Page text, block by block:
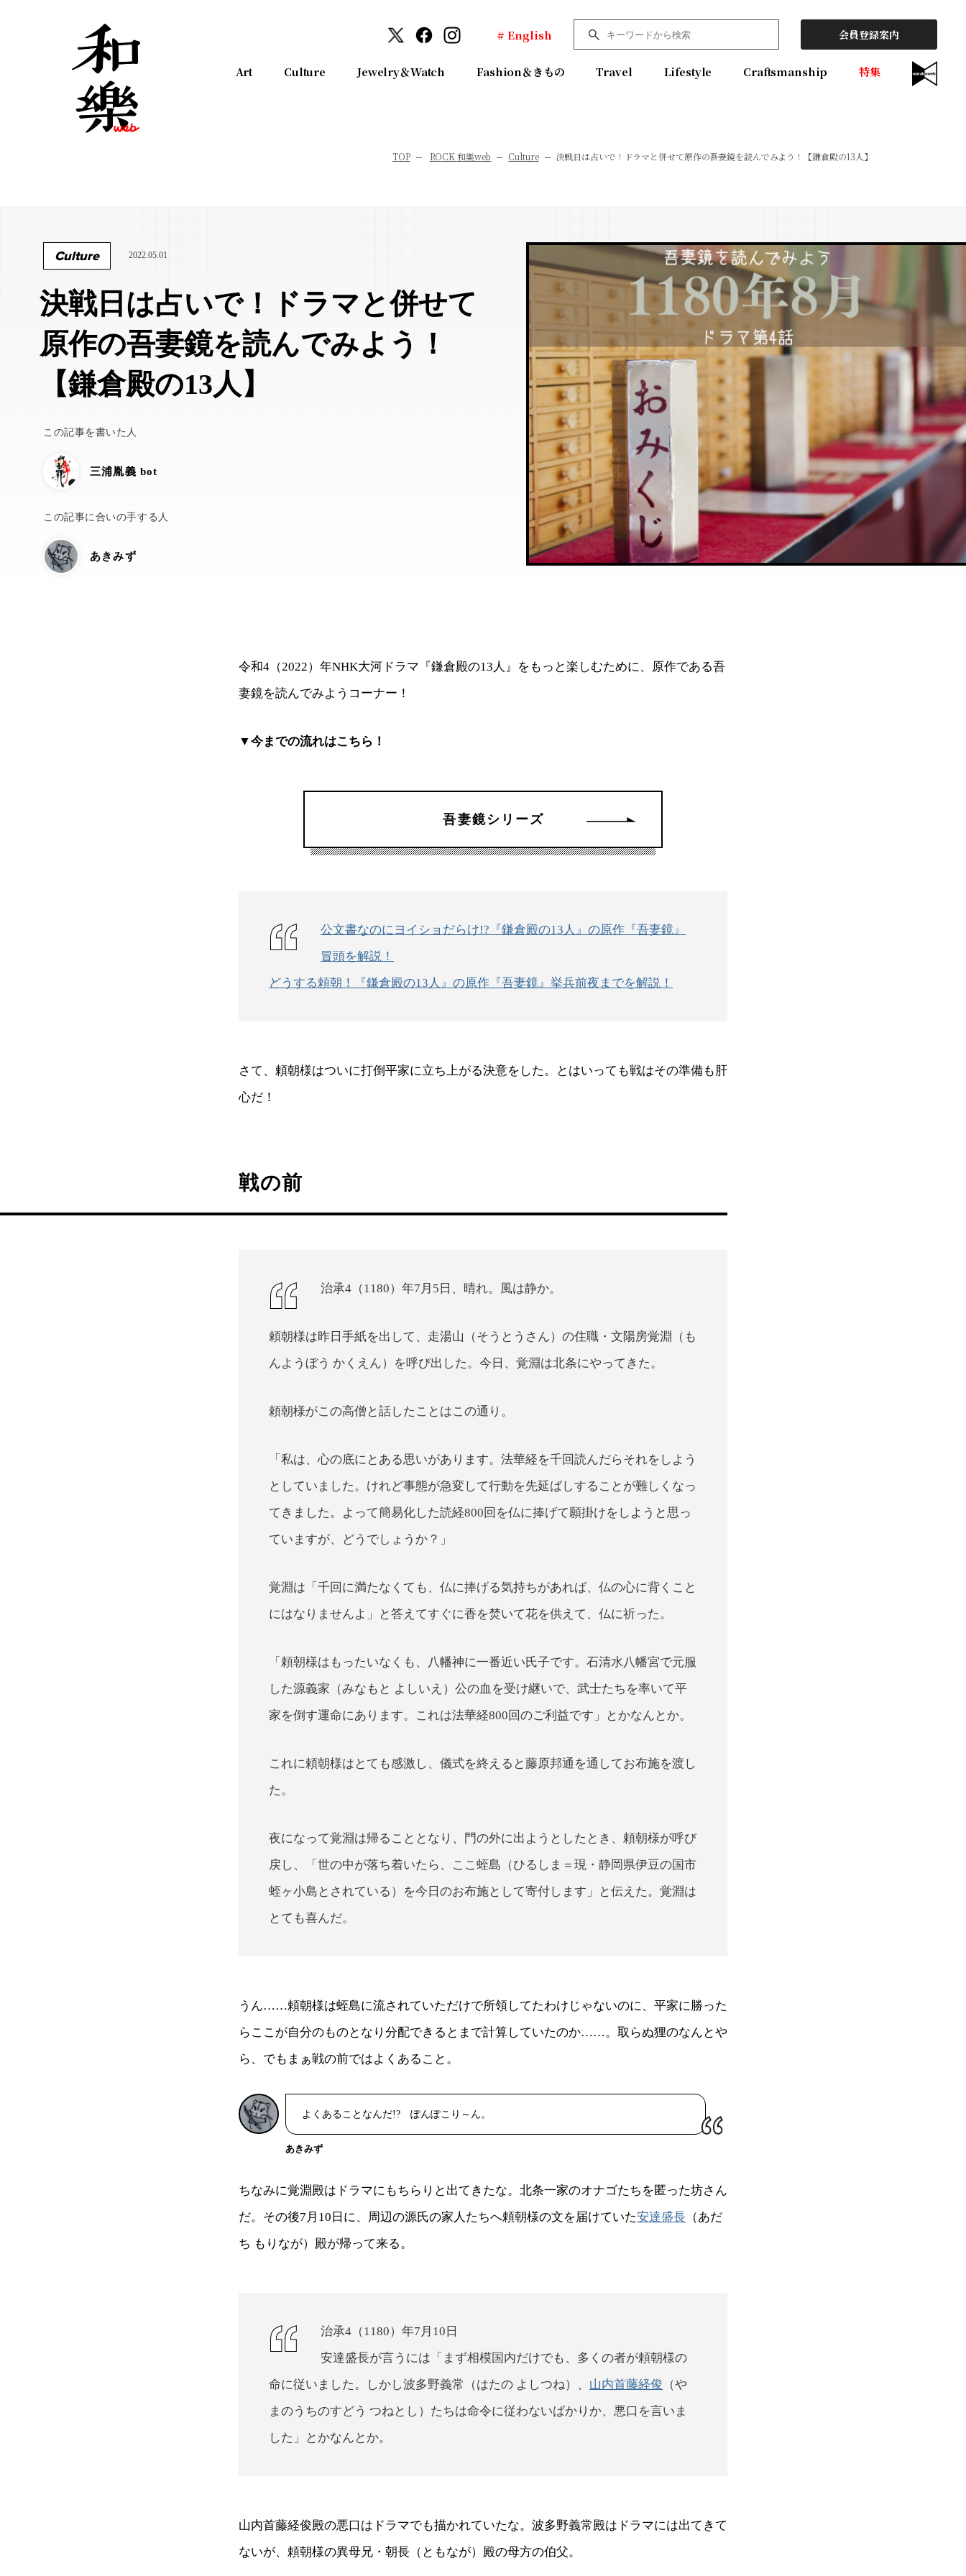
# English 会員登録案内
Art Culture Jewelry＆Watch Fashion＆きもの Travel Lifestyle Craftsmanship 特集
TOP ROCK 和樂web Culture 決戦日は占いで！ドラマと併せて原作の吾妻鏡を読んでみよう！【鎌倉殿の13人】
Culture 2022.05.01
決戦日は占いで！ドラマと併せて
原作の吾妻鏡を読んでみよう！
【鎌倉殿の13人】
この記事を書いた人
三浦胤義 bot
この記事に合いの手する人
あきみず
令和4（2022）年NHK大河ドラマ『鎌倉殿の13人』をもっと楽しむために、原作である吾
妻鏡を読んでみようコーナー！
▼今までの流れはこちら！
吾妻鏡シリーズ
公文書なのにヨイショだらけ!?『鎌倉殿の13人』の原作『吾妻鏡』
冒頭を解説！
どうする頼朝！『鎌倉殿の13人』の原作『吾妻鏡』挙兵前夜までを解説！
さて、頼朝様はついに打倒平家に立ち上がる決意をした。とはいっても戦はその準備も肝
心だ！
戦の前
治承4（1180）年7月5日、晴れ。風は静か。
頼朝様は昨日手紙を出して、走湯山（そうとうさん）の住職・文陽房覚淵（も
んようぼう かくえん）を呼び出した。今日、覚淵は北条にやってきた。
頼朝様がこの高僧と話したことはこの通り。
「私は、心の底にとある思いがあります。法華経を千回読んだらそれをしよう
としていました。けれど事態が急変して行動を先延ばしすることが難しくなっ
てきました。よって簡易化した読経800回を仏に捧げて願掛けをしようと思っ
ていますが、どうでしょうか？」
覚淵は「千回に満たなくても、仏に捧げる気持ちがあれば、仏の心に背くこと
にはなりませんよ」と答えてすぐに香を焚いて花を供えて、仏に祈った。
「頼朝様はもったいなくも、八幡神に一番近い氏子です。石清水八幡宮で元服
した源義家（みなもと よしいえ）公の血を受け継いで、武士たちを率いて平
家を倒す運命にあります。これは法華経800回のご利益です」とかなんとか。
これに頼朝様はとても感激し、儀式を終えると藤原邦通を通してお布施を渡し
た。
夜になって覚淵は帰ることとなり、門の外に出ようとしたとき、頼朝様が呼び
戻し、「世の中が落ち着いたら、ここ蛭島（ひるしま＝現・静岡県伊豆の国市
蛭ヶ小島とされている）を今日のお布施として寄付します」と伝えた。覚淵は
とても喜んだ。
うん……頼朝様は蛭島に流されていただけで所領してたわけじゃないのに、平家に勝った
らここが自分のものとなり分配できるとまで計算していたのか……。取らぬ狸のなんとや
ら、でもまぁ戦の前ではよくあること。
よくあることなんだ!? ぽんぽこり～ん。
あきみず
ちなみに覚淵殿はドラマにもちらりと出てきたな。北条一家のオナゴたちを匿った坊さん
だ。その後7月10日に、周辺の源氏の家人たちへ頼朝様の文を届けていた安達盛長 （あだ
ち もりなが）殿が帰って来る。
治承4（1180）年7月10日
安達盛長が言うには「まず相模国内だけでも、多くの者が頼朝様の
命に従いました。しかし波多野義常（はたの よしつね）、 山内首藤経俊 （や
まのうちのすどう つねとし）たちは命令に従わないばかりか、悪口を言いま
した」とかなんとか。
山内首藤経俊殿の悪口はドラマでも描かれていたな。波多野義常殿はドラマには出てきて
ないが、頼朝様の異母兄・朝長（ともなが）殿の母方の伯父。